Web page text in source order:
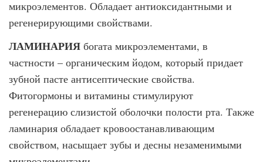
микроэлементов. Обладает антиоксидантными и
регенерирующими свойствами.
ЛАМИНАРИЯ богата микроэлементами, в
частности – органическим йодом, который придает
зубной пасте антисептические свойства.
Фитогормоны и витамины стимулируют
регенерацию слизистой оболочки полости рта. Также
ламинария обладает кровоостанавливающим
свойством, насыщает зубы и десны незаменимыми